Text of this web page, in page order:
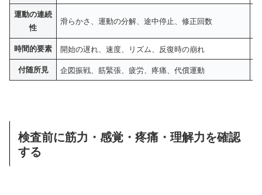
運動の連続
性
滑らかさ、運動の分解、途中停止、修正回数
時間的要素 開始の遅れ、速度、リズム、反復時の崩れ
付随所見 企図振戦、筋緊張、疲労、疼痛、代償運動
検査前に筋力・感覚・疼痛・理解力を確認
する